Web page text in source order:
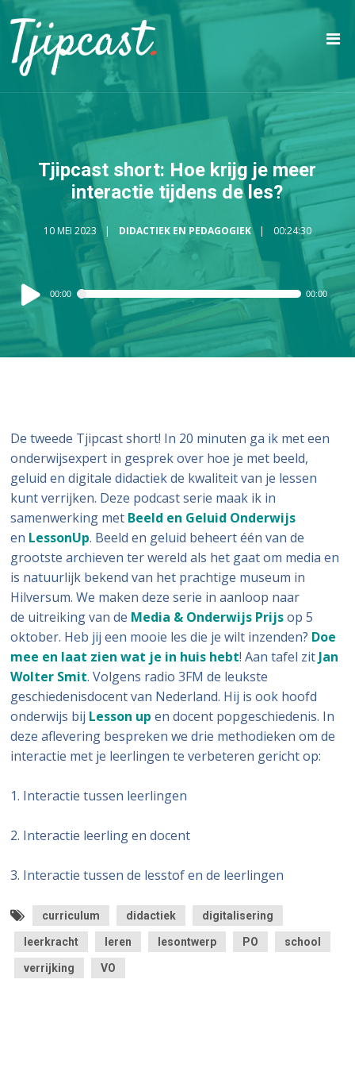
Tjipcast short: Hoe krijg je meer
interactie tijdens de les?
10 MEI 2023 DIDACTIEK EN PEDAGOGIEK 00:24:30
Audiospeler
00:00 00:00
De tweede Tjipcast short! In 20 minuten ga ik met een
onderwijsexpert in gesprek over hoe je met beeld,
geluid en digitale didactiek de kwaliteit van je lessen
kunt verrijken. Deze podcast serie maak ik in
samenwerking met Beeld en Geluid Onderwijs
en LessonUp. Beeld en geluid beheert één van de
grootste archieven ter wereld als het gaat om media en
is natuurlijk bekend van het prachtige museum in
Hilversum. We maken deze serie in aanloop naar
de uitreiking van de Media & Onderwijs Prijsop 5
oktober. Heb jij een mooie les die je wilt inzenden? Doe
mee en laat zien wat je in huis hebt! Aan tafel zit Jan
Wolter Smit. Volgens radio 3FM de leukste
geschiedenisdocent van Nederland. Hij is ook hoofd
onderwijs bij Lesson up en docent popgeschiedenis. In
deze aflevering bespreken we drie methodieken om de
interactie met je leerlingen te verbeteren gericht op:
1. Interactie tussen leerlingen
2. Interactie leerling en docent
3. Interactie tussen de lesstof en de leerlingen
curriculum didactiek digitalisering
leerkracht leren lesontwerp PO school
verrijking VO